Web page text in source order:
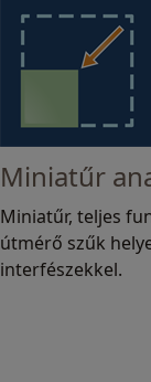
Miniatűr
Miniatűr, teljes
útmérő szűk
interfészekkel.